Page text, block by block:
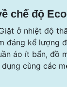
chế độ
ở nhiệt độ
đáng kể lượng
áo ít bẩn, đồ
dụng cùng các